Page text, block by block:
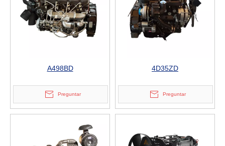
A498BD
Preguntar
4D35ZD
Preguntar